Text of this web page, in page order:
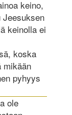
keino,
Jeesuksen
keinolla ei
koska
mikään
pyhyys
ole